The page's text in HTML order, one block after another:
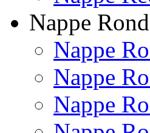
Nappe
Nappe
Nappe
Nappe